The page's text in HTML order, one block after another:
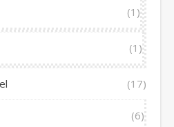
(1)
(1)
(17)
(6)